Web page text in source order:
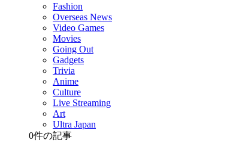
Fashion
Overseas News
Video Games
Movies
Going Out
Gadgets
Trivia
Anime
Culture
Live Streaming
Art
Ultra Japan
0件の記事